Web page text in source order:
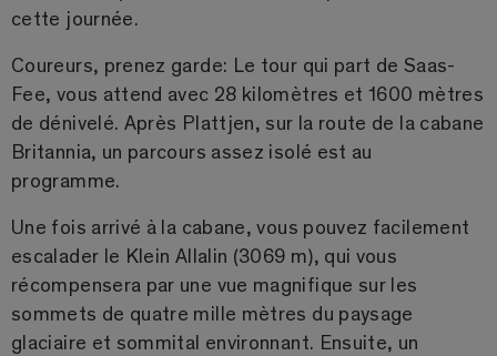
cette journée.
Coureurs, prenez garde: Le tour qui part de Saas-
Fee, vous attend avec 28 kilomètres et 1600 mètres
de dénivelé. Après Plattjen, sur la route de la cabane
Britannia, un parcours assez isolé est au
programme.
Une fois arrivé à la cabane, vous pouvez facilement
escalader le Klein Allalin (3069 m), qui vous
récompensera par une vue magnifique sur les
sommets de quatre mille mètres du paysage
glaciaire et sommital environnant. Ensuite, un